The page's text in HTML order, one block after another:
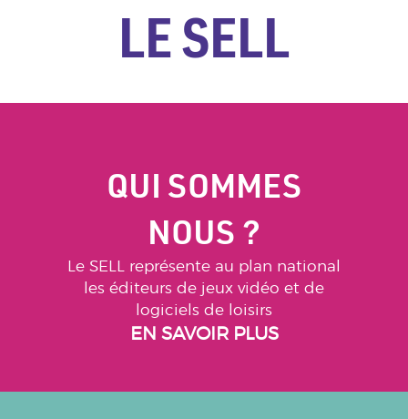
LE SELL
QUI SOMMES
NOUS ?
Le SELL représente au plan national
les éditeurs de jeux vidéo et de
logiciels de loisirs
EN SAVOIR PLUS